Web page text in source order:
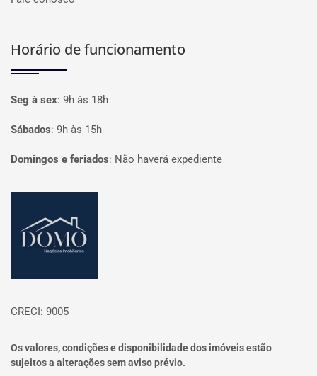
Horário de funcionamento
Seg à sex: 9h às 18h
Sábados: 9h às 15h
Domingos e feriados: Não haverá expediente
CRECI: 9005
Os valores, condições e disponibilidade dos imóveis estão
sujeitos a alterações sem aviso prévio.